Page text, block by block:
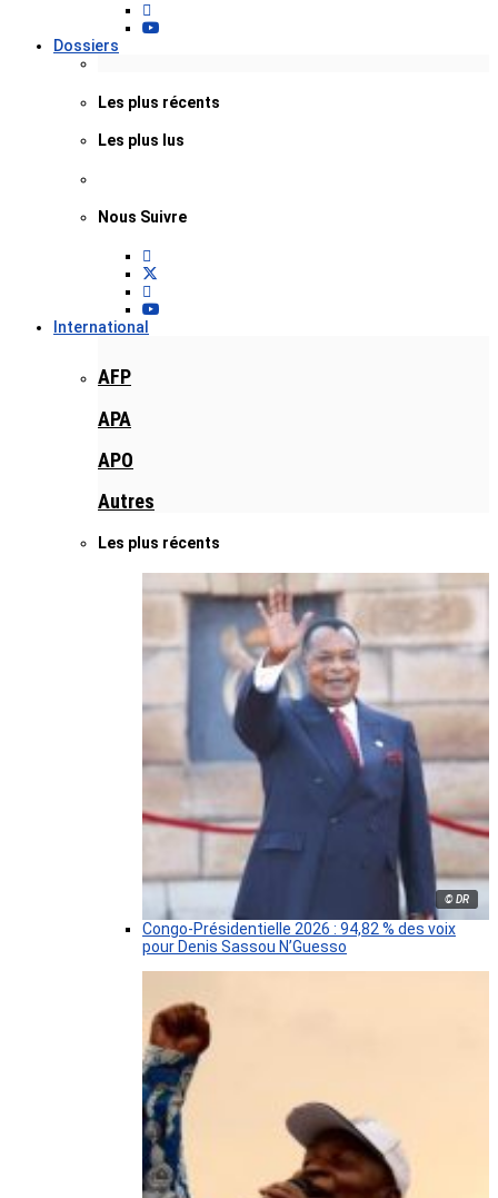
Dossiers
Les plus récents
Les plus lus
Nous Suivre
International
AFP
APA
APO
Autres
Les plus récents
© DR
Congo-Présidentielle 2026 : 94,82 % des voix
pour Denis Sassou N’Guesso